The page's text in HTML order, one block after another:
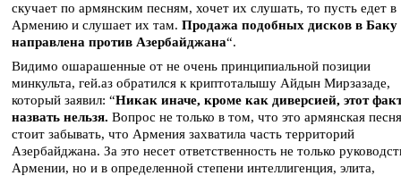
скучает по армянским песням, хочет их слушать, то пусть едет в
Армению и слушает их там. Продажа подобных дисков в Баку
направлена против Азербайджана“.
Видимо ошарашенные от не очень принципиальной позиции
минкульта, гей.аз обратился к криптоталышу Айдын Мирзазаде,
который заявил: “Никак иначе, кроме как диверсией, этот
назвать нельзя. Вопрос не только в том, что это армянская
стоит забывать, что Армения захватила часть территорий
Азербайджана. За это несет ответственность не только
Армении, но и в определенной степени интеллигенция, элита,